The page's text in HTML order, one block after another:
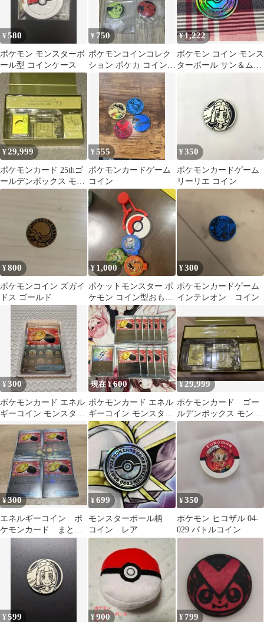
¥580
ポケモン モンスターボ
ール型 コインケース
¥ 750
ポケモンコインコレク
ション ポケカ コイン 4
枚セット
¥1,222
ポケモン コイン モンス
ターボール サン＆ムー
¥29,999
ポケモンカード 25thゴ
ールデンボックス モン
スターボール サプライ
¥555
ポケモンカードゲーム
コイン
¥350
ポケモンカードゲーム
リーリエ コイン
¥800
ポケモンコイン ズガイ
ドス ゴールド
¥ 1,000
ポケットモンスター ポ
ケモン コイン型おもち
ゃセット
¥300
ポケモンカードゲーム
インテレオン コイン
¥300
ポケモンカード エネル
ギーコイン モンスター
ボールミラー 079/086 U
現在 ¥600
ポケモンカード エネル
ギーコイン モンスター
ボールミラーまとめ売
り
¥29,999
ポケモンカード ゴー
ルデンボックス モンス
ターボール サプライ
¥300
エネルギーコイン ポ
ケモンカード まとめ
売り モンスターボー
ルミラー
¥699
モンスターボール柄
コイン レア
¥350
ポケモン ヒコザル 04-
029 バトルコイン
¥599 ¥900 ¥ 799